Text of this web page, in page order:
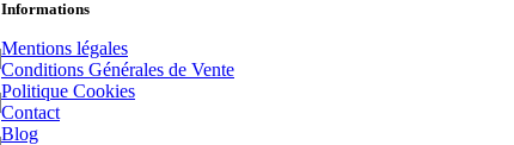
Informations
Mentions légales
Conditions Générales de Vente
Politique Cookies
Contact
Blog